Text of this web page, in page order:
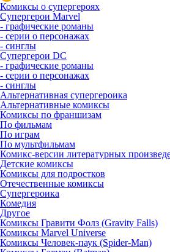
Комиксы о супергероях
Супергерои Marvel
- графические романы
- серии о персонажах
- синглы
Супергерои DC
- графические романы
- серии о персонажах
- синглы
Альтернативная супергероика
Альтернативные комиксы
Комиксы по франшизам
По фильмам
По играм
По мультфильмам
Комикс-версии литературных
Детские комиксы
Комиксы для подростков
Отечественные комиксы
Супергероика
Комедия
Другое
Комиксы Гравити Фолз (Gravity Falls)
Комиксы Marvel Universe
Комиксы Человек-паук (Spider-Man)